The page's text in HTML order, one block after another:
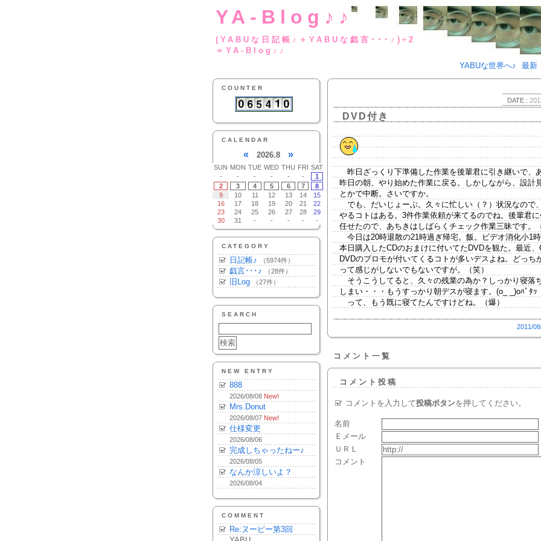
YA-Blog♪♪
(YABUな日記帳♪＋YABUな戯言･･
＝YA-Blog♪♪
YABUな世界へ♪
最新
COUNTER
CALENDAR
« 2026.8 »
SUN MON TUE WED THU FRI SAT
-
- - - - -
1
2
3 4 5 6 7
8
9
10 11 12 13 14
15
16
17 18 19 20 21
22
23
24 25 26 27 28
29
30
31 - - - - -
CATEGORY
日記帳♪ （5974件）
戯言･･･♪ （28件）
旧Log （27件）
SEARCH
NEW ENTRY
888
2026/08/08 New!
Mrs.Donut
2026/08/07 New!
仕様変更
2026/08/06
完成しちゃったねー♪
2026/08/05
なんか涼しいよ？
2026/08/04
COMMENT
Re:ヌーピー第3回
DATE :
DVD付き
昨日ざっくり下準備した作業を後輩君に引き継いで、
昨日の朝、やり始めた作業に戻る。しかしながら、設計
とかで中断。さいですか。
でも、だいじょーぶ。久々に忙しい（？）状況なので
やるコトはある。3件作業依頼が来てるのでね。後輩君
任せたので、あちきはしばらくチェック作業三昧です。（
今日は20時退散の21時過ぎ帰宅。飯。ビデオ消化小1
本日購入したCDのおまけに付いてたDVDを観た。最近、
DVDのプロモが付いてくるコトが多いデスよね。どっち
って感じがしないでもないですが。（笑）
そうこうしてると、久々の残業の為か？しっかり寝落
しまい・・・もうすっかり朝デスが寝ます。(o_ _)oﾊﾞﾀｯ
って、もう既に寝てたんですけどね。（爆）
2011/
コメント一覧
コメント投稿
コメントを入力して投稿ボタンを押してください。
名前
Ｅメール
ＵＲＬ
コメント